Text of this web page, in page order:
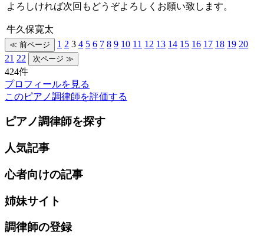
よろしければ次回もどうぞよろしくお願い致します。
牛久保寛太
1 2 3 4 5 6 7 8 9 10 11 12 13 14 15 16 17 18 19 20
21 22
424件
プロフィールを見る
このピアノ調律師を評価する
ピアノ調律師を探す
人気記事
心者向けの記事
姉妹サイト
調律師の登録